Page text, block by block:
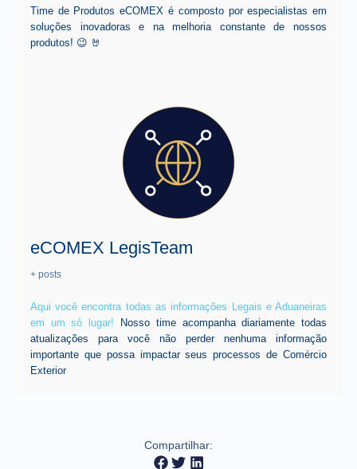
Time de Produtos eCOMEX é composto por especialistas em
soluções inovadoras e na melhoria constante de nossos
produtos! 😉 🤘
eCOMEX LegisTeam
+ posts
Aqui você encontra todas as informações Legais e Aduaneiras
em um só lugar! Nosso time acompanha diariamente todas
atualizações para você não perder nenhuma informação
importante que possa impactar seus processos de Comércio
Exterior
Compartilhar: